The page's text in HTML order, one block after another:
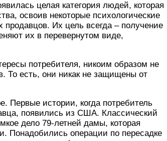
целая категория людей, которая
освоив некоторые психологические
Их цель всегда – получение
их в перевернутом виде,
потребителя, никоим образом не
То есть, они никак не защищены от
Первые истории, когда потребитель
появились из США. Классический
дело 79-летней дамы, которая
Понадобились операции по пересадке